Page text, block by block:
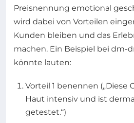
Preisnennung emotional
wird dabei von Vorteilen
Kunden bleiben und das
machen. Ein Beispiel bei dm-
könnte lauten:
Vorteil 1 benennen („Diese
Haut intensiv und ist
getestet.“)